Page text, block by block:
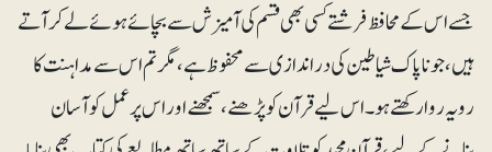
جسے اس کے محافظ فرشتے کسی بھی قسم کی آمیزش سے بچا ئے ہوئے لے کر آتے
ہیں، جو ناپاک شیاطین کی دراندازی سے محفوظ ہے، مگر تم اس سے مداہنت کا
رویہ روا رکھتے ہو۔اس لیے قرآن کو پڑھنے، سمجھنے اور اس پر عمل کو آسان